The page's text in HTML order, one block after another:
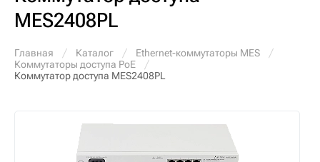
MES2408PL
Главная Каталог
Ethernet-коммутаторы MES
Коммутаторы доступа PoE
Коммутатор доступа MES2408PL